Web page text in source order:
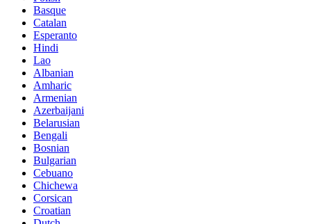
Basque
Catalan
Esperanto
Hindi
Lao
Albanian
Amharic
Armenian
Azerbaijani
Belarusian
Bengali
Bosnian
Bulgarian
Cebuano
Chichewa
Corsican
Croatian